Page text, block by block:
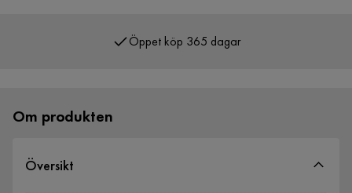
Över 400 000 nöjda kunder
Om produkten
Översikt